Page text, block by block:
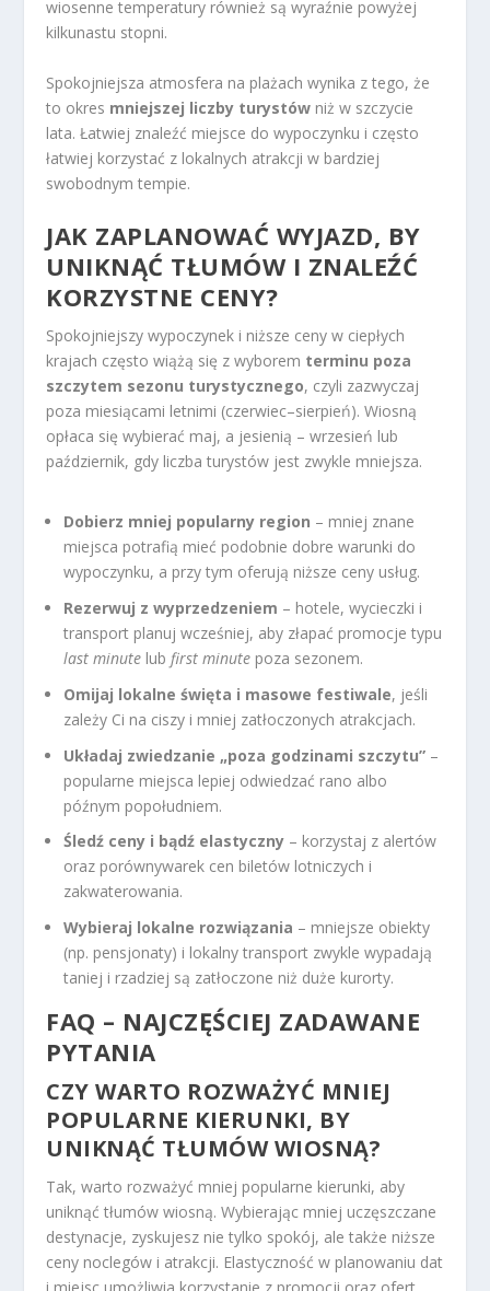
wiosenne temperatury również są wyraźnie powyżej
kilkunastu stopni.
Spokojniejsza atmosfera na plażach wynika z tego, że
to okres mniejszej liczby turystów niż w szczycie
lata. Łatwiej znaleźć miejsce do wypoczynku i często
łatwiej korzystać z lokalnych atrakcji w bardziej
swobodnym tempie.
JAK ZAPLANOWAĆ WYJAZD, BY
UNIKNĄĆ TŁUMÓW I ZNALEŹĆ
KORZYSTNE CENY?
Spokojniejszy wypoczynek i niższe ceny w ciepłych
krajach często wiążą się z wyborem terminu poza
szczytem sezonu turystycznego, czyli zazwyczaj
poza miesiącami letnimi (czerwiec–sierpień). Wiosną
opłaca się wybierać maj, a jesienią – wrzesień lub
październik, gdy liczba turystów jest zwykle mniejsza.
Dobierz mniej popularny region – mniej znane
miejsca potrafią mieć podobnie dobre warunki do
wypoczynku, a przy tym oferują niższe ceny usług.
Rezerwuj z wyprzedzeniem – hotele, wycieczki i
transport planuj wcześniej, aby złapać promocje typu
last minute lubfirst minute poza sezonem.
Omijaj lokalne święta i masowe festiwale, jeśli
zależy Ci na ciszy i mniej zatłoczonych atrakcjach.
Układaj zwiedzanie „poza godzinami szczytu” –
popularne miejsca lepiej odwiedzać rano albo
późnym popołudniem.
Śledź ceny i bądź elastyczny – korzystaj z alertów
oraz porównywarek cen biletów lotniczych i
zakwaterowania.
Wybieraj lokalne rozwiązania – mniejsze obiekty
(np. pensjonaty) i lokalny transport zwykle wypadają
taniej i rzadziej są zatłoczone niż duże kurorty.
FAQ – NAJCZĘŚCIEJ ZADAWANE
PYTANIA
CZY WARTO ROZWAŻYĆ MNIEJ
POPULARNE KIERUNKI, BY
UNIKNĄĆ TŁUMÓW WIOSNĄ?
Tak, warto rozważyć mniej popularne kierunki, aby
uniknąć tłumów wiosną. Wybierając mniej uczęszczane
destynacje, zyskujesz nie tylko spokój, ale także niższe
ceny noclegów i atrakcji. Elastyczność w planowaniu dat